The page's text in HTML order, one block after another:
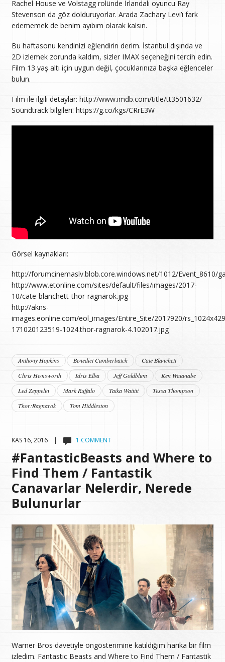
Rachel House ve Volstagg rolünde İrlandalı oyuncu Ray
Stevenson da göz dolduruyorlar. Arada Zachary Levi’ı fark
edememek de benim ayıbım olarak kalsın.
Bu haftasonu kendinizi eğlendirin derim. İstanbul dışında ve
2D izlemek zorunda kaldım, sizler IMAX seçeneğini tercih edin.
Film 13 yaş altı için uygun değil, çocuklarınıza başka eğlenceler
bulun.
Film ile ilgili detaylar: http://www.imdb.com/title/tt3501632/
Soundtrack bilgileri: https://g.co/kgs/CRrE3W
Görsel kaynakları:
http://forumcinemaslv.blob.core.windows.net/1012/Event_8610/
http://www.etonline.com/sites/default/files/images/2017-
10/cate-blanchett-thor-ragnarok.jpg
http://akns-
images.eonline.com/eol_images/Entire_Site/2017920/
171020123519-1024.thor-ragnarok-4.102017.jpg
Anthony Hopkins Benedict Cumberbatch
Cate Blanchett
Chris Hemsworth
Idris Elba Jeff Goldblum
Ken Watanabe
Led Zeppelin
Mark Ruffalo Taika Waititi
Tessa Thompson
Thor:Ragnarok
Tom Hiddleston
KAS 16, 2016 | 1 COMMENT
#FantasticBeasts and Where to
Find Them / Fantastik
Canavarlar Nelerdir, Nerede
Bulunurlar
Warner Bros davetiyle öngösterimine katıldığım harika bir film
izledim. Fantastic Beasts and Where to Find Them / Fantastik